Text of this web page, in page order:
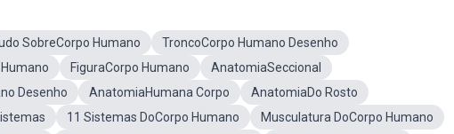
SobreCorpo Humano
TroncoCorpo Humano Desenho
FiguraCorpo Humano
AnatomiaSeccional
Desenho AnatomiaHumana Corpo
AnatomiaDo Rosto
11 Sistemas DoCorpo Humano
Musculatura DoCorpo Humano